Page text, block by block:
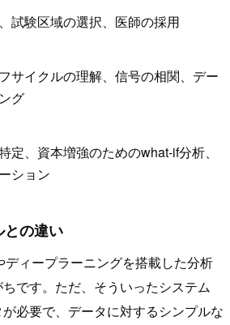
試験区域の選択、医師の採用
サイクルの理解、信号の相関、デー
グ
定、資本増強のためのwhat-if分析、
ション
との違い
ィープラーニングを搭載した分析
です。ただ、そういったシステム
必要で、データに対するシンプルな